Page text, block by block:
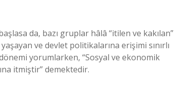
da, bazı gruplar hâlâ “itilen ve kakılan”
ve devlet politikalarına erişimi sınırlı
yorumlarken, “Sosyal ve ekonomik
itmiştir” demektedir.